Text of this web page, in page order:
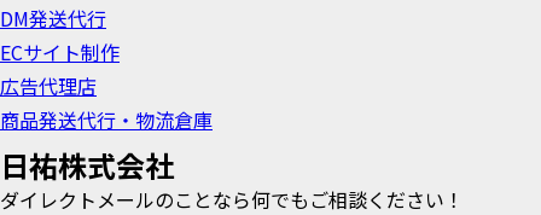
DM発送代行
ECサイト制作
広告代理店
商品発送代行・物流倉庫
日祐株式会社
ダイレクトメールのことなら何でもご相談ください！